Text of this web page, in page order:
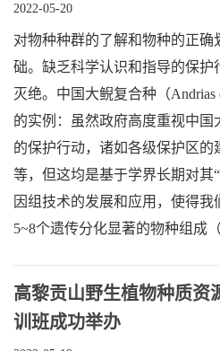
2022-05-20
对物种种群的了解和物种的正
础。缺乏科学认识和指导的保护
灭绝。中国大鲵复合种（Andrias
的实例：虽然政府高度重视中
的保护行动，诸如各级保护区
等，但这均是基于学界长期对其
因组技术的发展和应用，使得
5~8个遗传分化显著的物种组成
高黎贡山野生植物种质资
训班成功举办